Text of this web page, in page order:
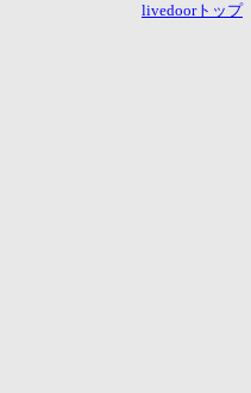
livedoorトップ